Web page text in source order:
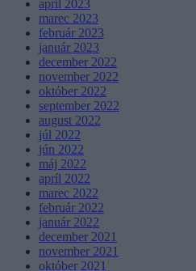
apríl 2023
marec 2023
február 2023
január 2023
december 2022
november 2022
október 2022
september 2022
august 2022
júl 2022
jún 2022
máj 2022
apríl 2022
marec 2022
február 2022
január 2022
december 2021
november 2021
október 2021